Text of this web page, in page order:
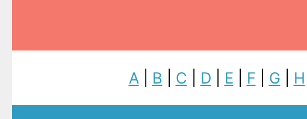
A B C D E F G H